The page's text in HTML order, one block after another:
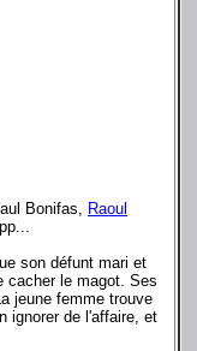
Bonifas, Raoul
son défunt mari et
cacher le magot. Ses
jeune femme trouve
ignorer de l'affaire, et